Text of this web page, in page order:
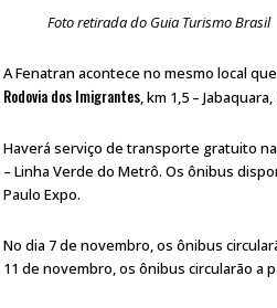
Foto retirada do Guia Turismo Brasil
A Fenatran acontece no mesmo local
Rodovia dos Imigrantes, km 1,5 – Jabaquara,
Haverá serviço de transporte gratuito
– Linha Verde do Metrô. Os ônibus
Paulo Expo.
No dia 7 de novembro, os ônibus
11 de novembro, os ônibus circularão a